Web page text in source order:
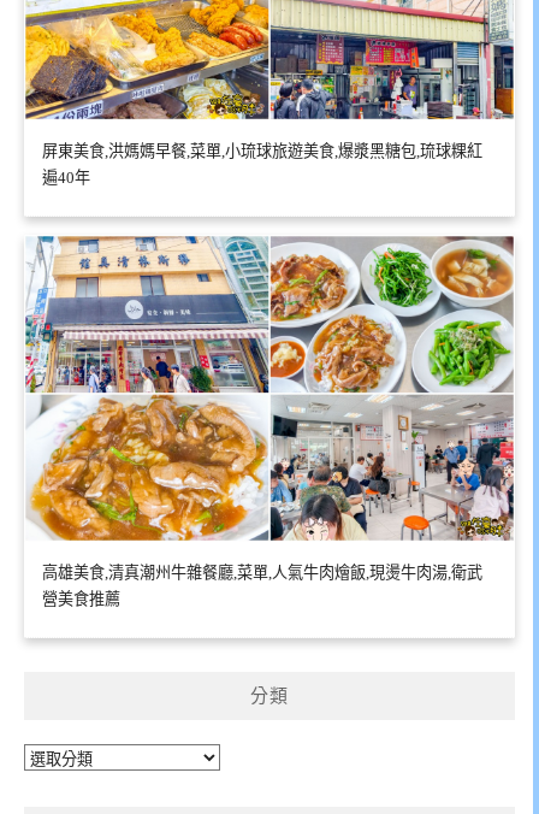
屏東美食,洪媽媽早餐,菜單,小琉球旅遊美食,爆漿黑糖包,琉球粿紅
遍40年
高雄美食,清真潮州牛雜餐廳,菜單,人氣牛肉燴飯,現燙牛肉湯,衛武
營美食推薦
分類
分